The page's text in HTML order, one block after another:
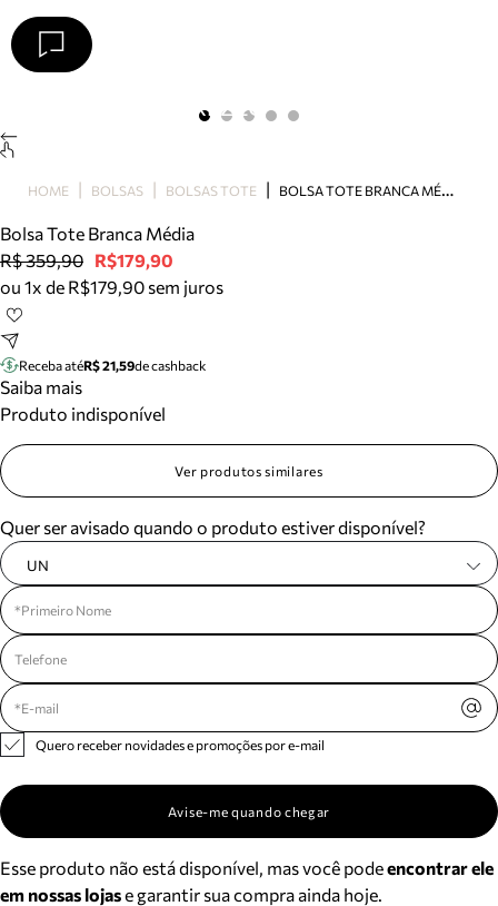
Papete
Scarpin
Mocassim
Bolsa
Tênis
Mule
Rasteira
Precisa de ajuda?
Tire dúvidas sobre pedidos, devoluções e mais.
Acompanhe seus pedidos e solicite devoluções.
Arezzo
HOME BOLSAS BOLSAS TOTE B
OLSA TOTE BRANCA MÉDIA
Bolsa Tote Branca Média
R$ 359,90 R$179,90
ou 1x de R$179,90 sem juros
Receba atéR$ 21,59de cashback
Saiba mais
Produto indisponível
Ver produtos similares
Quer ser avisado quando o produto estiver disponível?
UN
Quero receber novidades e promoções por e-mail
Avise-me quando chegar
Esse produto não está disponível, mas você podeencontrar ele
em nossas lojase garantir sua compra ainda hoje.